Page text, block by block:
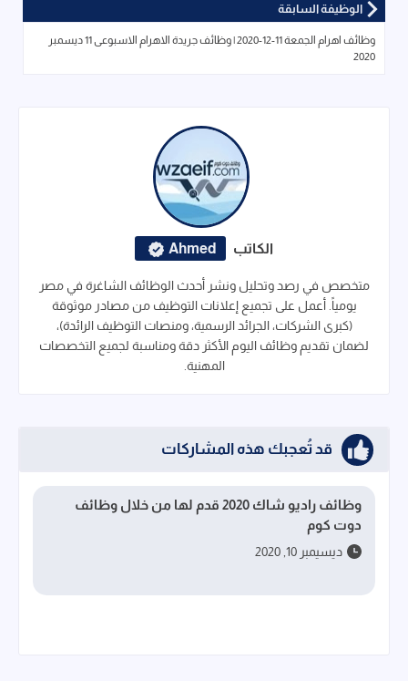
الوظيفة السابقة
وظائف اهرام الجمعة 11-12-2020 | وظائف جريدة الاهرام الاسبوعى 11 ديسمبر
2020
الكاتب Ahmed
متخصص في رصد وتحليل ونشر أحدث الوظائف الشاغرة في مصر
يومياً. أعمل على تجميع إعلانات التوظيف من مصادر موثوقة
(كبرى الشركات، الجرائد الرسمية، ومنصات التوظيف الرائدة)،
لضمان تقديم وظائف اليوم الأكثر دقة ومناسبة لجميع التخصصات
المهنية.
قد تُعجبك هذه المشاركات
وظائف راديو شاك 2020 قدم لها من خلال وظائف
دوت كوم
ديسيمبر 10, 2020